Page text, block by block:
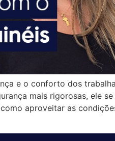
e o conforto dos
mais rigorosas, ele
aproveitar as